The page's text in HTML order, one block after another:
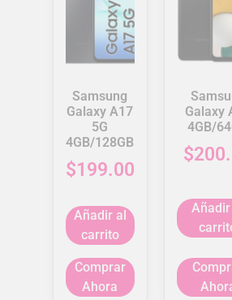
Samsung
Galaxy A17
5G
4GB/128GB
$199.00
Añadir al
carrito
Comprar
Ahora
Galaxy
4GB/
$